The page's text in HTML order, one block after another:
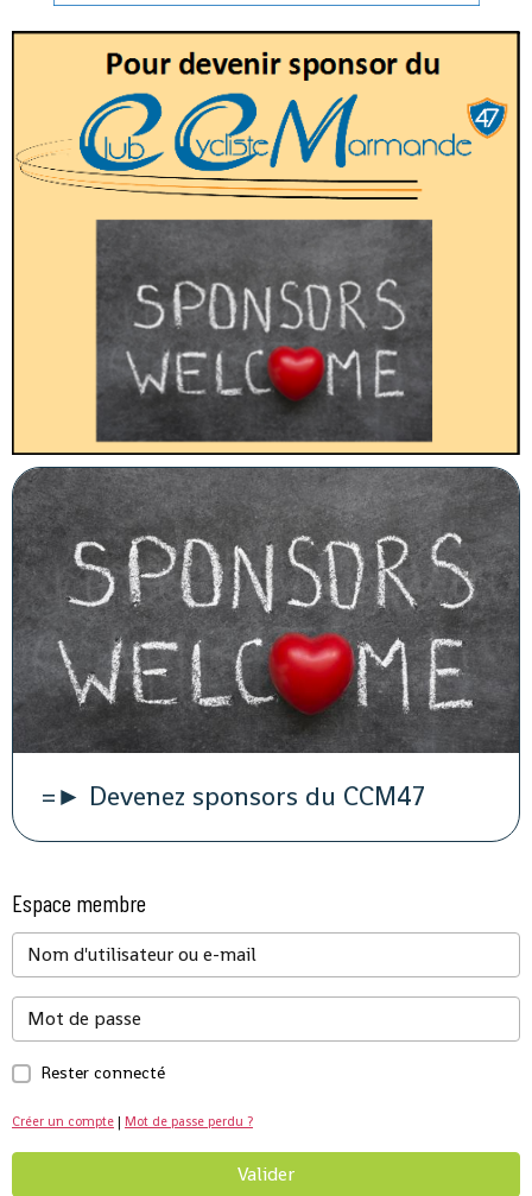
=► Devenez sponsors du CCM47
Espace membre
Rester connecté
Créer un compte | Mot de passe perdu ?
Valider